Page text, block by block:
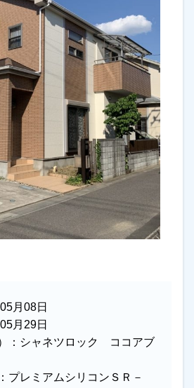
月08日
月29日
： シャネツロック ココアブ
プレミアムシリコンＳＲ－